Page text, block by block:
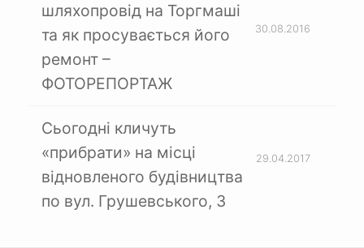
шляхопровід на Торгмаші
та як просувається його
ремонт –
ФОТОРЕПОРТАЖ
30.08.2016
Сьогодні кличуть
«прибрати» на місці
відновленого будівництва
по вул. Грушевського, 3
29.04.2017